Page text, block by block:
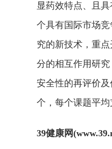
显药效特点、且
个具有国际市场
究的新技术，重
分的相互作用研
安全性的再评价
个，每个课题平均
39健康网